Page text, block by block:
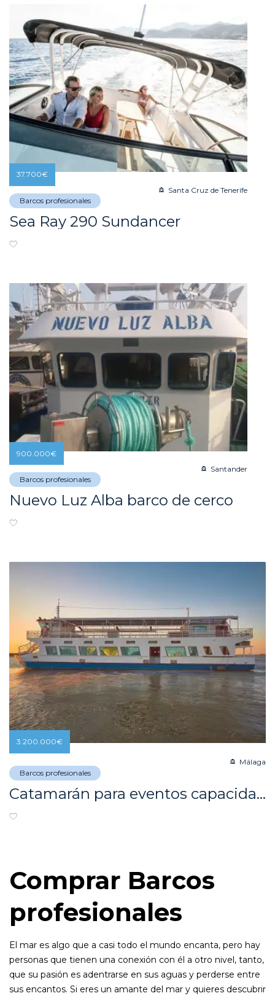
Barcos profesionales
Santa Cruz de Tenerife
Sea Ray 290 Sundancer
37.700€
Barcos profesionales
Santander
Nuevo Luz Alba barco de cerco
900.000€
Barcos profesionales
Málaga
Catamarán para eventos capacidad 550 personas
3.200.000€
Comprar Barcos
profesionales
El mar es algo que a casi todo el mundo encanta, pero hay
personas que tienen una conexión con él a otro nivel, tanto,
que su pasión es adentrarse en sus aguas y perderse entre
sus encantos. Si eres un amante del mar y quieres descubrir